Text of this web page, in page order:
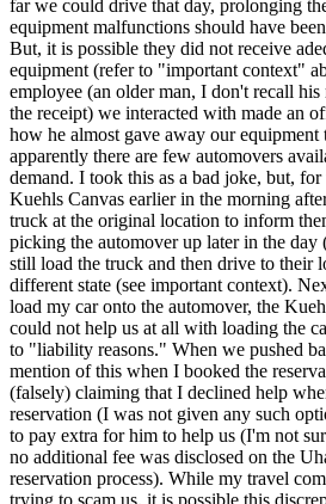
far we could drive that day, prolonging
equipment malfunctions should have
But, it is possible they did not receive
equipment (refer to "important context"
employee (an older man, I don't recall his
the receipt) we interacted with made an
how he almost gave away our equipment
apparently there are few automovers
demand. I took this as a bad joke, but,
Kuehls Canvas earlier in the morning
truck at the original location to inform
picking the automover up later in the day
still load the truck and then drive to their
different state (see important context).
load my car onto the automover, the
could not help us at all with loading the
to "liability reasons." When we pushed
mention of this when I booked the
(falsely) claiming that I declined help
reservation (I was not given any such
to pay extra for him to help us (I'm not
no additional fee was disclosed on the
reservation process). While my travel
trying to scam us, it is possible this